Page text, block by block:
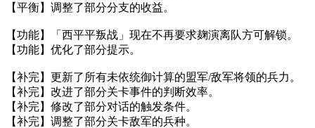
【平衡】调整了部分分支的收益。
【功能】「西平平叛战」现在不再要求麹演离队方可解锁。
【功能】优化了部分提示。
【补完】更新了所有未依统御计算的盟军/敌军将领的兵力。
【补完】改进了部分关卡事件的判断效率。
【补完】修改了部分对话的触发条件。
【补完】调整了部分关卡敌军的兵种。